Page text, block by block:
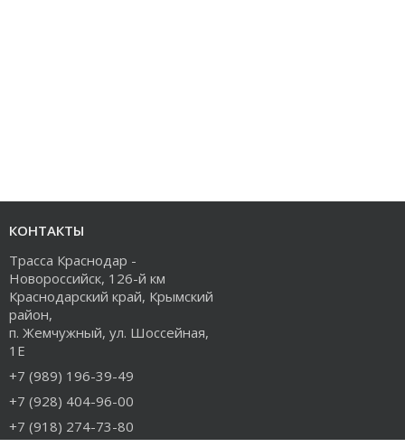
КОНТАКТЫ
Трасса Краснодар -
Новороссийск, 126-й км
Краснодарский край, Крымский
район,
п. Жемчужный, ул. Шоссейная,
1Е
+7 (989) 196-39-49
+7 (928) 404-96-00
+7 (918) 274-73-80